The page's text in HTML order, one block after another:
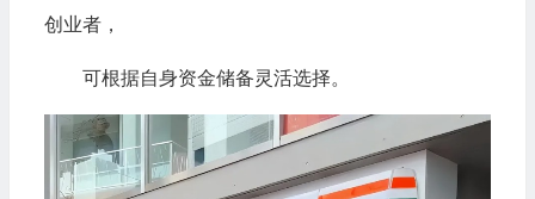
创业者，
可根据自身资金储备灵活选择。